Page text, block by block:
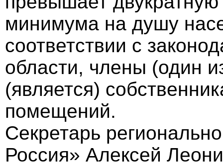
минимума на душу
соответствии с
области, члены (один
(является)
помещений.
Секретарь
Россия» Алексей